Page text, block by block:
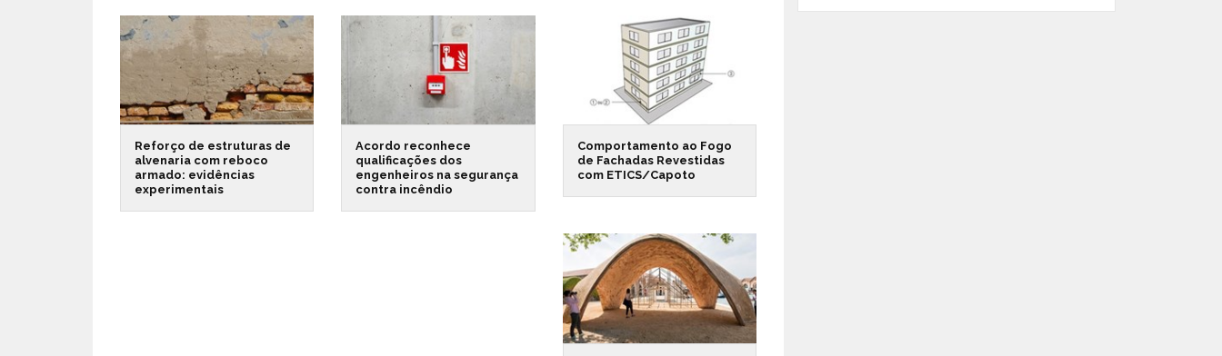
Reforço de estruturas de
alvenaria com reboco
armado: evidências
experimentais
Acordo reconhece
qualificações dos
engenheiros na segurança
contra incêndio
Comportamento ao Fogo
de Fachadas Revestidas
com ETICS/Capoto